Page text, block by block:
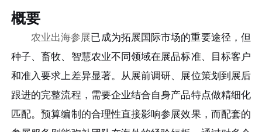
概要
农业出海参展已成为拓展国际市场的重要途径，但
种子、畜牧、智慧农业不同领域在展品标准、目标客户
和准入要求上差异显著。从展前调研、展位策划到展后
跟进的完整流程，需要企业结合自身产品特点做精细化
匹配。预算编制的合理性直接影响参展效果，而配套的